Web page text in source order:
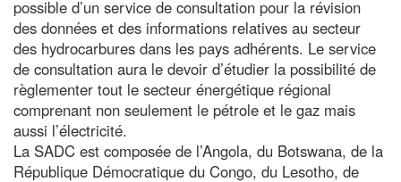
possible d’un service de consultation pour la révision
des données et des informations relatives au secteur
des hydrocarbures dans les pays adhérents. Le service
de consultation aura le devoir d’étudier la possibilité de
règlementer tout le secteur énergétique régional
comprenant non seulement le pétrole et le gaz mais
aussi l’électricité.
La SADC est composée de l’Angola, du Botswana, de la
République Démocratique du Congo, du Lesotho, de